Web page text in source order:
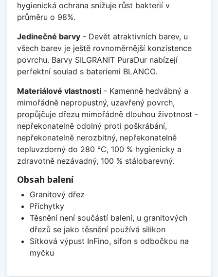
hygienická ochrana snižuje růst bakterií v
průměru o 98%.
Jedinečné barvy - Devět atraktivních barev, u
všech barev je ještě rovnoměrnější konzistence
povrchu. Barvy SILGRANIT PuraDur nabízejí
perfektní soulad s bateriemi BLANCO.
Materiálové vlastnosti - Kamenně hedvábný a
mimořádně nepropustný, uzavřený povrch,
propůjčuje dřezu mimořádně dlouhou životnost -
nepřekonatelně odolný proti poškrábání,
nepřekonatelně nerozbitný, nepřekonatelně
tepluvzdorný do 280 °C, 100 % hygienicky a
zdravotně nezávadný, 100 % stálobarevný.
Obsah balení
Granitový dřez
Příchytky
Těsnění není součástí balení, u granitových
dřezů se jako těsnění používá silikon
Sítková výpust InFino, sifon s odbočkou na
myčku